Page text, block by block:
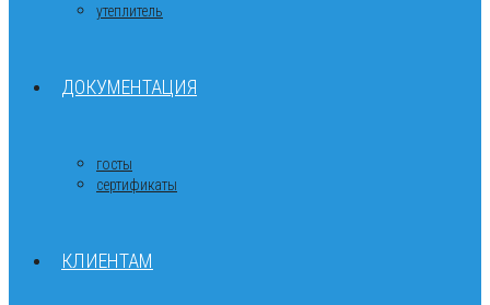
утеплитель
ДОКУМЕНТАЦИЯ
госты
сертификаты
КЛИЕНТАМ